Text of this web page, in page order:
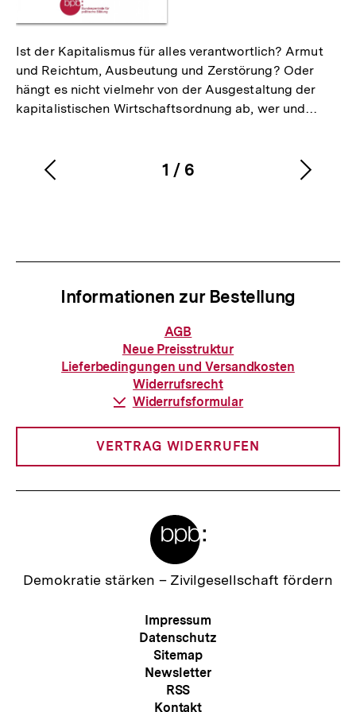
Ist der Kapitalismus für alles verantwortlich? Armut
und Reichtum, Ausbeutung und Zerstörung? Oder
hängt es nicht vielmehr von der Ausgestaltung der
kapitalistischen Wirtschaftsordnung ab, wer und…
Karussellinhalt
1
von
/ 6
Vorherigen
Informationen zur Bestellung
Informationen
zur
Bestellung
AGB
Neue Preisstruktur
Lieferbedingungen und Versandkosten
Widerrufsrecht
Download-
Widerrufsformular
VERTRAG WIDERRUFEN
Zur
Demokratie stärken – Zivilgesellschaft fördern
Meta-
Navigation
Impressum
Datenschutz
Sitemap
Newsletter
RSS
Kontakt